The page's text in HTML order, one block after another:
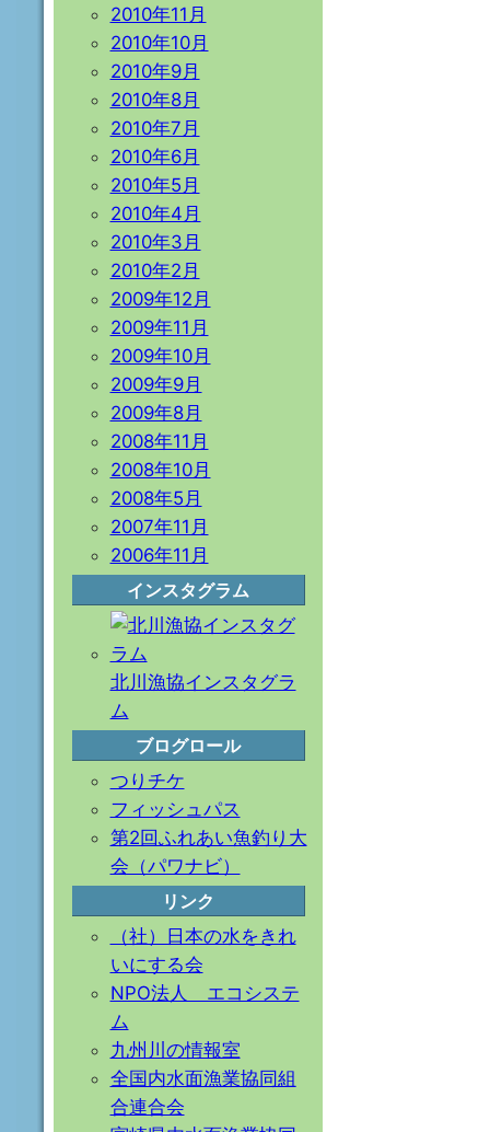
2010年11月
2010年10月
2010年9月
2010年8月
2010年7月
2010年6月
2010年5月
2010年4月
2010年3月
2010年2月
2009年12月
2009年11月
2009年10月
2009年9月
2009年8月
2008年11月
2008年10月
2008年5月
2007年11月
2006年11月
インスタグラム
北川漁協インスタグラ
ム
ブログロール
つりチケ
フィッシュパス
第2回ふれあい魚釣り大
会（パワナビ）
リンク
（社）日本の水をきれ
いにする会
NPO法人 エコシステ
ム
九州川の情報室
全国内水面漁業協同組
合連合会